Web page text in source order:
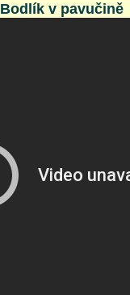
Bodlík v pavučině